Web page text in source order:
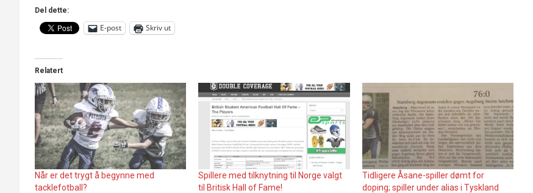
Del dette:
E-post Skriv ut
Relatert
Når er det trygt å begynne med
tacklefotball?
Spillere med tilknytning til Norge valgt
til Britisk Hall of Fame!
Tidligere Åsane-spiller dømt for
doping; spiller under alias i Tyskland